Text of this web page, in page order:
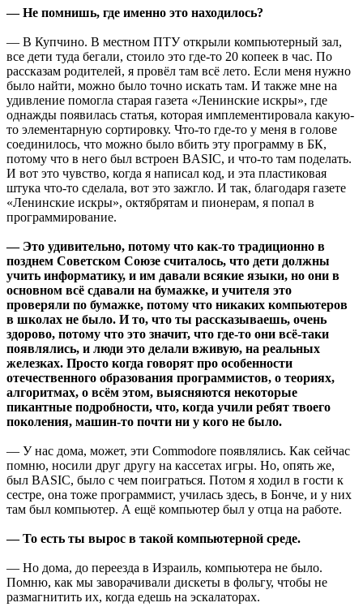
— Не помнишь, где именно это находилось?
— В Купчино. В местном ПТУ открыли компьютерный зал,
все дети туда бегали, стоило это где-то 20 копеек в час. По
рассказам родителей, я провёл там всё лето. Если меня нужно
было найти, можно было точно искать там. И также мне на
удивление помогла старая газета «Ленинские искры», где
однажды появилась статья, которая имплементировала какую-
то элементарную сортировку. Что-то где-то у меня в голове
соединилось, что можно было вбить эту программу в БК,
потому что в него был встроен BASIC, и что-то там поделать.
И вот это чувство, когда я написал код, и эта пластиковая
штука что-то сделала, вот это зажгло. И так, благодаря газете
«Ленинские искры», октябрятам и пионерам, я попал в
программирование.
— Это удивительно, потому что как-то традиционно в
позднем Советском Союзе считалось, что дети должны
учить информатику, и им давали всякие языки, но они в
основном всё сдавали на бумажке, и учителя это
проверяли по бумажке, потому что никаких компьютеров
в школах не было. И то, что ты рассказываешь, очень
здорово, потому что это значит, что где-то они всё-таки
появлялись, и люди это делали вживую, на реальных
железках. Просто когда говорят про особенности
отечественного образования программистов, о теориях,
алгоритмах, о всём этом, выясняются некоторые
пикантные подробности, что, когда учили ребят твоего
поколения, машин-то почти ни у кого не было.
— У нас дома, может, эти Commodore появлялись. Как сейчас
помню, носили друг другу на кассетах игры. Но, опять же,
был BASIC, было с чем поиграться. Потом я ходил в гости к
сестре, она тоже программист, училась здесь, в Бонче, и у них
там был компьютер. А ещё компьютер был у отца на работе.
— То есть ты вырос в такой компьютерной среде.
— Но дома, до переезда в Израиль, компьютера не было.
Помню, как мы заворачивали дискеты в фольгу, чтобы не
размагнитить их, когда едешь на эскалаторах.